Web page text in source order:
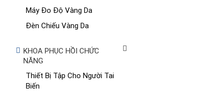
Máy Đo Độ Vàng Da
Đèn Chiếu Vàng Da
KHOA PHỤC HỒI CHỨC
NĂNG
Thiết Bị Tập Cho Người Tai
Biến